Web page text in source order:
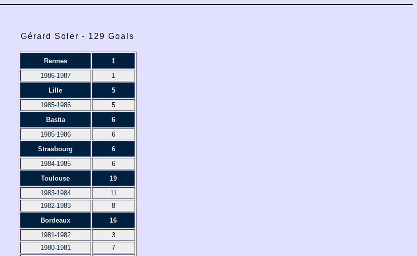
Gérard Soler - 129 Goals
Rennes
1
1986-1987
1
Lille
5
1985-1986
5
Bastia
6
1985-1986
6
Strasbourg
6
1984-1985
6
Toulouse
19
1983-1984
11
1982-1983
8
Bordeaux
16
1981-1982
3
1980-1981
7